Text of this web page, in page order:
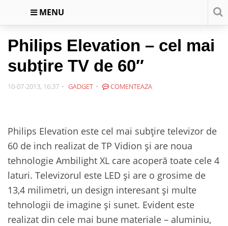
MENU
Philips Elevation – cel mai
subțire TV de 60″
10-07-2013, 16:37 GADGET COMENTEAZA
Philips Elevation este cel mai subțire televizor de
60 de inch realizat de TP Vidion şi are noua
tehnologie Ambilight XL care acoperă toate cele 4
laturi. Televizorul este LED și are o grosime de
13,4 milimetri, un design interesant și multe
tehnologii de imagine și sunet. Evident este
realizat din cele mai bune materiale – aluminiu,